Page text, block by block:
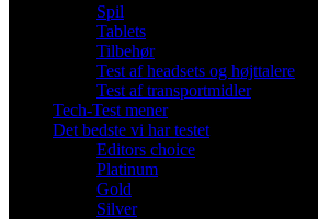
Spil
Tablets
Tilbehør
Test af headsets og højttalere
Test af transportmidler
Tech-Test mener
Det bedste vi har testet
Editors choice
Platinum
Gold
Silver